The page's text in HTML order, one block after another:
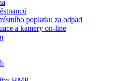
poplatku za odpad
a kamery on-line